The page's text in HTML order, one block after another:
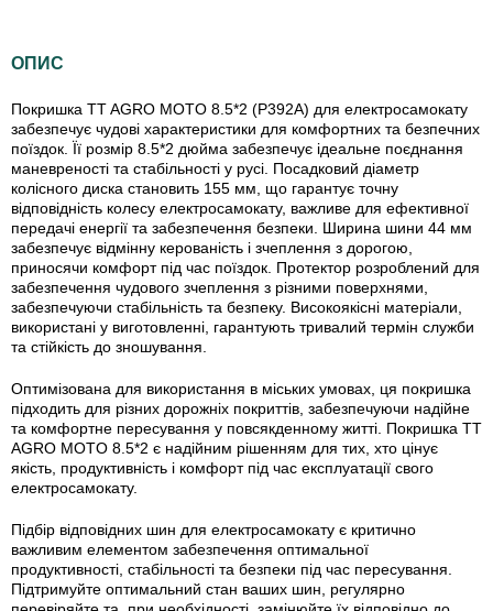
ОПИС
Покришка TT AGRO MOTO 8.5*2 (P392A) для електросамокату
забезпечує чудові характеристики для комфортних та безпечних
поїздок. Її розмір 8.5*2 дюйма забезпечує ідеальне поєднання
маневреності та стабільності у русі. Посадковий діаметр
колісного диска становить 155 мм, що гарантує точну
відповідність колесу електросамокату, важливе для ефективної
передачі енергії та забезпечення безпеки. Ширина шини 44 мм
забезпечує відмінну керованість і зчеплення з дорогою,
приносячи комфорт під час поїздок. Протектор розроблений для
забезпечення чудового зчеплення з різними поверхнями,
забезпечуючи стабільність та безпеку. Високоякісні матеріали,
використані у виготовленні, гарантують тривалий термін служби
та стійкість до зношування.
Оптимізована для використання в міських умовах, ця покришка
підходить для різних дорожніх покриттів, забезпечуючи надійне
та комфортне пересування у повсякденному житті. Покришка TT
AGRO MOTO 8.5*2 є надійним рішенням для тих, хто цінує
якість, продуктивність і комфорт під час експлуатації свого
електросамокату.
Підбір відповідних шин для електросамокату є критично
важливим елементом забезпечення оптимальної
продуктивності, стабільності та безпеки під час пересування.
Підтримуйте оптимальний стан ваших шин, регулярно